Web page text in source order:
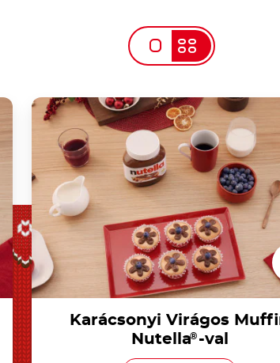
Karácsonyi Virágos Muffin Nutella®-
Karácsonyi Virágos
Nutella® -val